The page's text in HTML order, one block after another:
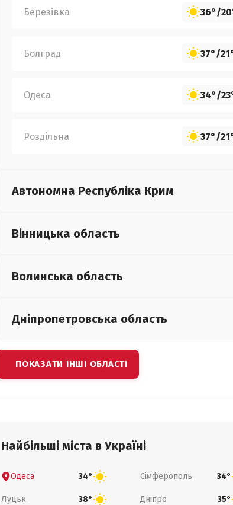
Березівка 36°/
Болград 37°/
Одеса 34°/
Роздільна 37°/
Автономна Республіка Крим
Вінницька область
Волинська область
Дніпропетровська область
ПОКАЗАТИ ІНШІ ОБЛАСТІ
Найбільші міста в Україні
Одеса 34° Сімферополь 34°
Луцьк 38° Дніпро 35°